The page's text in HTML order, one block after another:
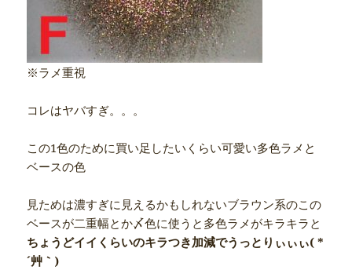
※ラメ重視
コレはヤバすぎ。。。
この1色のために買い足したいくらい可愛い多色ラメと
ベースの色
見ためは濃すぎに見えるかもしれないブラウン系のこの
ベースが二重幅とか〆色に使うと多色ラメがキラキラと
ちょうどイイくらいのキラつき加減でうっとりぃぃぃ( *
´艸｀)